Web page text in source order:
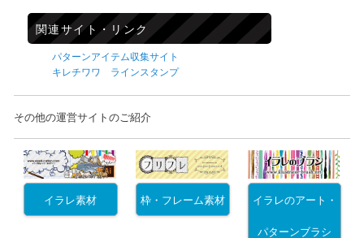
関連サイト・リンク
パターンアイテム収集サイト
キレチワワ ラインスタンプ
その他の運営サイトのご紹介
イラレ素材 枠・フレーム素材 イラレのアート・
パターンブラシ